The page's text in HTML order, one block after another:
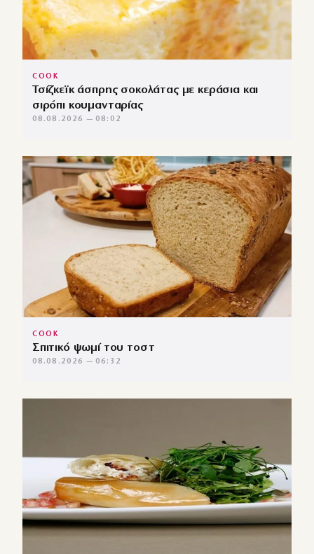
COOK
Τσίζκεϊκ άσπρης σοκολάτας με κεράσια και
σιρόπι κουμανταρίας
08.08.2026 — 08:02
COOK
Σπιτικό ψωμί του τοστ
08.08.2026 — 06:32